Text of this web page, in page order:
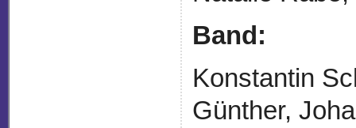
Band:
Konstantin
Günther,